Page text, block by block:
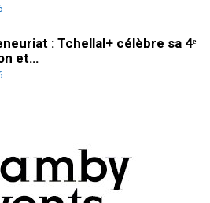
: Tchellal+ célèbre sa 4ᵉ
et…